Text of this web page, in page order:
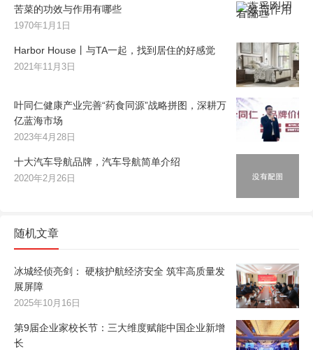
苦菜的功效与作用有哪些
1970年1月1日
Harbor House丨与TA一起，找到居住的好感觉
2021年11月3日
叶同仁健康产业完善“药食同源”战略拼图，深耕万
亿蓝海市场
2023年4月28日
十大汽车导航品牌，汽车导航简单介绍
2020年2月26日
随机文章
冰城经侦亮剑： 硬核护航经济安全 筑牢高质量发
展屏障
2025年10月16日
第9届企业家校长节：三大维度赋能中国企业新增
长